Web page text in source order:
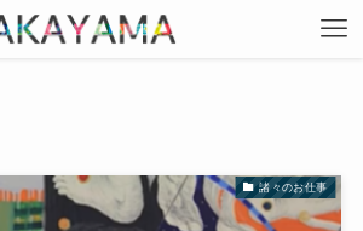
諸々のお仕事